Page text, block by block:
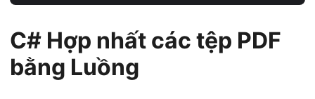
C# Hợp nhất các tệp PDF
bằng Luồng